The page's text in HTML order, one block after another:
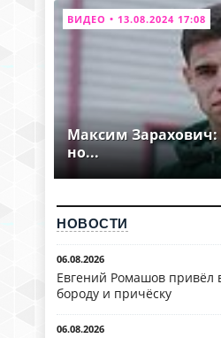
ВИДЕО • 13.08.2024 17:08
Максим
но...
НОВОСТИ
06.08.2026
Евгений Ромашов привёл
бороду и причёску
06.08.2026